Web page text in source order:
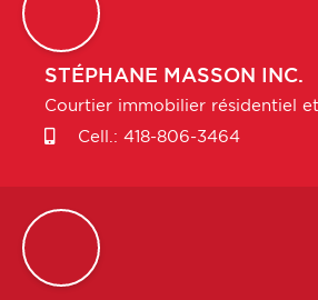
STÉPHANE MASSON INC.
Courtier immobilier résidentiel
Cell.: 418-806-3464